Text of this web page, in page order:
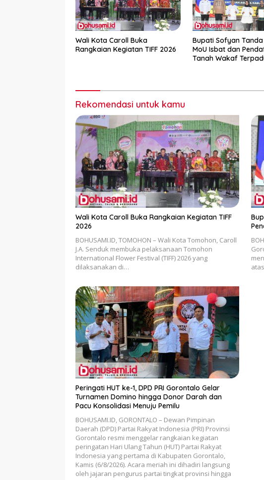
Wali Kota Caroll Buka
Rangkaian Kegiatan TIFF 2026
Bupati Sofyan
MoU Isbat dan
Tanah Wakaf
Rekomendasi untuk kamu
Wali Kota Caroll Buka Rangkaian Kegiatan TIFF
2026
BOHUSAMI.ID, TOMOHON – Wali Kota Tomohon, Caroll
J.A. Senduk membuka pelaksanaan Tomohon
International Flower Festival (TIFF) 2026 yang
dilaksanakan di…
Peringati HUT ke-1, DPD PRI Gorontalo Gelar
Turnamen Domino hingga Donor Darah dan
Pacu Konsolidasi Menuju Pemilu
BOHUSAMI.ID, GORONTALO – Dewan Pimpinan
Daerah (DPD) Partai Rakyat Indonesia (PRI) Provinsi
Gorontalo resmi menggelar rangkaian kegiatan
peringatan Hari Ulang Tahun (HUT) Partai Rakyat
Indonesia yang pertama di Kabupaten Gorontalo,
Kamis (6/8/2026). Acara meriah ini dihadiri langsung
oleh jajaran pengurus partai tingkat provinsi hingga